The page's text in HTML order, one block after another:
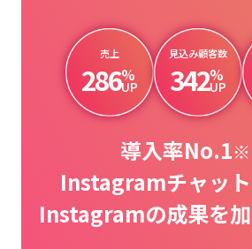
売上
286%
UP
見込み顧客数
342%
UP
導入率No.1※
Instagramチャッ
Instagramの成果を